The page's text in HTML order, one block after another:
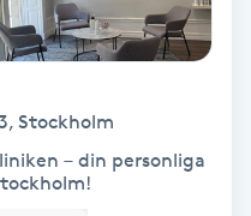
, Stockholm
– din personliga